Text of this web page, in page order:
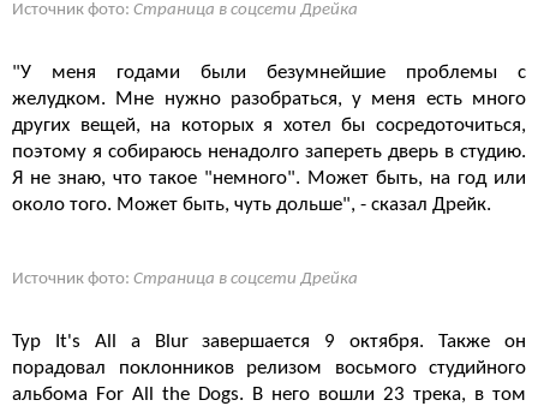
Источник фото: Страница в соцсети Дрейка
"У меня годами были безумнейшие проблемы с
желудком. Мне нужно разобраться, у меня есть много
других вещей, на которых я хотел бы сосредоточиться,
поэтому я собираюсь ненадолго запереть дверь в студию.
Я не знаю, что такое "немного". Может быть, на год или
около того. Может быть, чуть дольше", - сказал Дрейк.
Источник фото: Страница в соцсети Дрейка
Тур It's All a Blur завершается 9 октября. Также он
порадовал поклонников релизом восьмого студийного
альбома For All the Dogs. В него вошли 23 трека, в том